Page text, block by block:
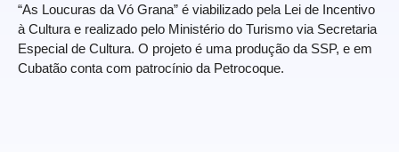
“As Loucuras da Vó Grana” é viabilizado pela Lei de Incentivo
à Cultura e realizado pelo Ministério do Turismo via Secretaria
Especial de Cultura. O projeto é uma produção da SSP, e em
Cubatão conta com patrocínio da Petrocoque.